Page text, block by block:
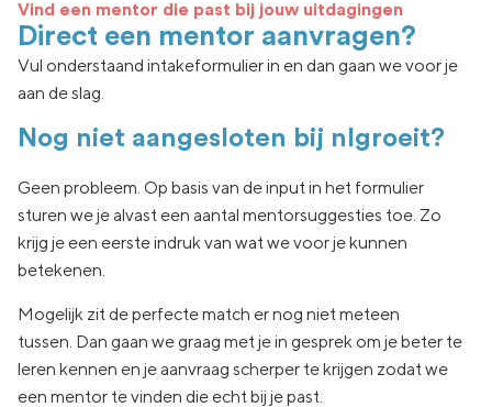
Vind een mentor die past bij jouw uitdagingen
Direct een mentor aanvragen?
Vul onderstaand intakeformulier in en dan gaan we voor je
aan de slag.
Nog niet aangesloten bij nlgroeit?
Geen probleem. Op basis van de input in het formulier
sturen we je alvast een aantal mentorsuggesties toe. Zo
krijg je een eerste indruk van watwe voor je kunnen
betekenen.
Mogelijk zit deperfecte match er nog niet meteen
tussen. Dan gaan we graag met je in gesprek om je beter te
leren kennen en je aanvraag scherper te krijgen zodat we
een mentor te vinden die echt bij je past.